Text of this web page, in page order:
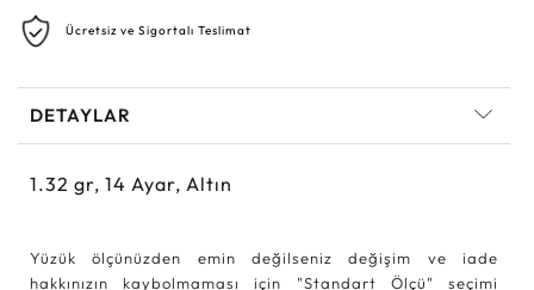
Ücretsiz ve Sigortalı Teslimat
DETAYLAR
1.32 gr, 14 Ayar, Altın
Yüzük ölçünüzden emin değilseniz değişim ve iade
hakkınızın kaybolmaması için "Standart Ölçü" seçimi